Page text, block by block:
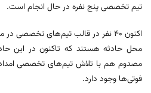
تیم تخصصی پنج نفره در حال انجام است.
اکنون ۴۰ نفر در قالب تیم‌های
مصدوم هم با تلاش تیم‌های تخصصی
فوتی‌ها وجود دارد.